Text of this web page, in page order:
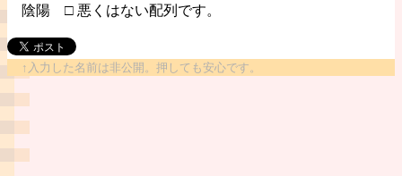
陰陽 □ 悪くはない配列です。
↑入力した名前は非公開。押しても安心です。